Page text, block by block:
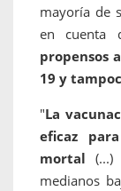
mayoría de
en cuenta
propensos
19 y
"La
eficaz
mortal
medianos